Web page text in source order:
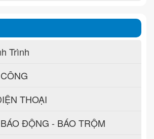
Trình
THOẠI
ĐỘNG - BÁO TRỘM